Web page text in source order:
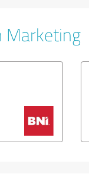
Marketing